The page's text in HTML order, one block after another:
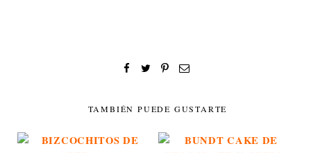
TAMBIÉN PUEDE GUSTARTE